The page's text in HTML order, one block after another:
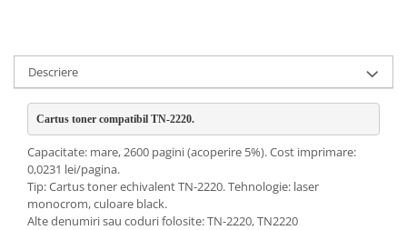
Descriere
Cartus toner compatibil TN-2220.
Capacitate: mare, 2600 pagini (acoperire 5%). Cost imprimare:
0,0231 lei/pagina.
Tip: Cartus toner echivalent TN-2220. Tehnologie: laser
monocrom, culoare black.
Alte denumiri sau coduri folosite: TN-2220, TN2220